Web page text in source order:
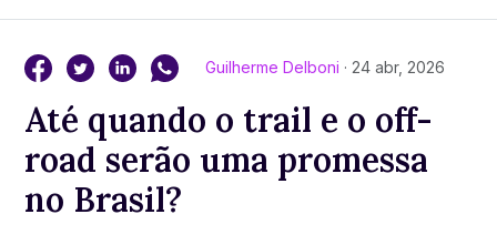
Guilherme Delboni · 24 abr, 2026
Até quando o trail e o off-
road serão uma promessa
no Brasil?